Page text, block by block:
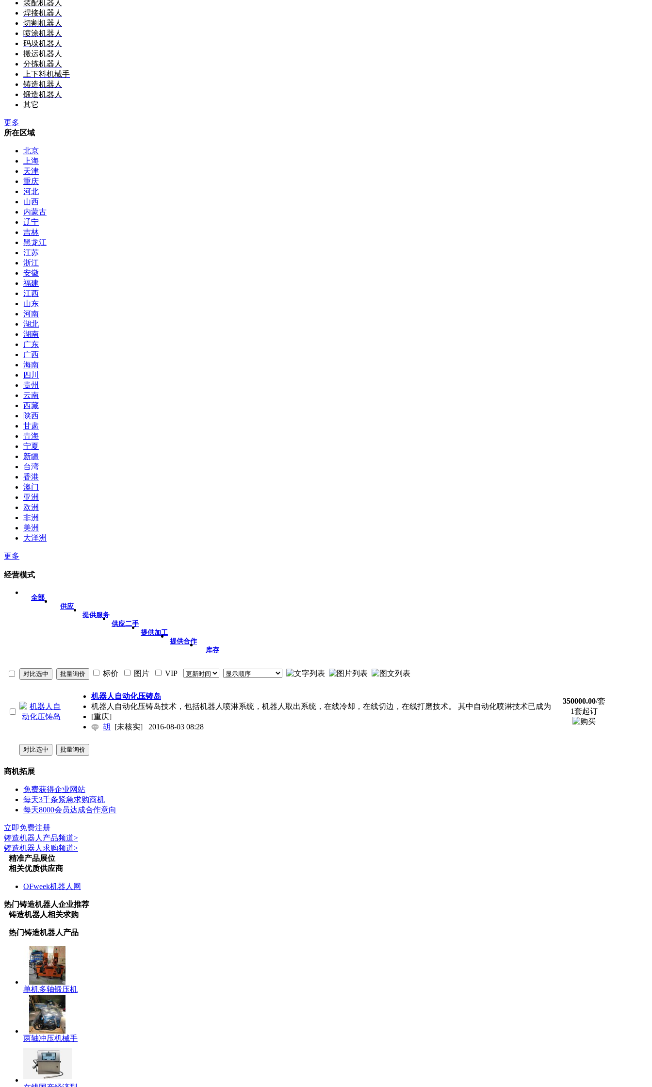
装配机器人
焊接机器人
切割机器人
喷涂机器人
码垛机器人
搬运机器人
分拣机器人
上下料机械手
铸造机器人
锻造机器人
其它
更多
所在区域
北京
上海
天津
重庆
河北
山西
内蒙古
辽宁
吉林
黑龙江
江苏
浙江
安徽
福建
江西
山东
河南
湖北
湖南
广东
广西
海南
四川
贵州
云南
西藏
陕西
甘肃
青海
宁夏
新疆
台湾
香港
澳门
亚洲
欧洲
非洲
美洲
大洋洲
更多
经营模式
全部
供应
提供服务
供应二手
提供加工
提供合作
库存
标价 图片 VIP
机器人自动化压铸岛
机器人自动化压铸岛技术，包括机器人喷淋系统，机器人取出系统，在线冷却，在线切边，在线打磨技术。 其中自动化喷淋技术已成为
[重庆]
胡
[未核实] 2016-08-03 08:28
350000.00/套
1套起订
商机拓展
免费获得企业网站
每天3千条紧急求购商机
每天8000会员达成合作意向
立即免费注册
铸造机器人 产品频道>
铸造机器人 求购频道>
精准产品展位
相关优质供应商
OFweek机器人网
热门铸造机器人企业推荐
铸造机器人相关求购
热门铸造机器人产品
单机多轴锻压机
两轴冲压机械手